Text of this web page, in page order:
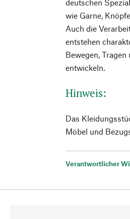
deutschen
wie Garne,
Auch die
entstehen
Bewegen,
entwickeln.
Hinweis:
Das
Möbel und
Verantwortlicher